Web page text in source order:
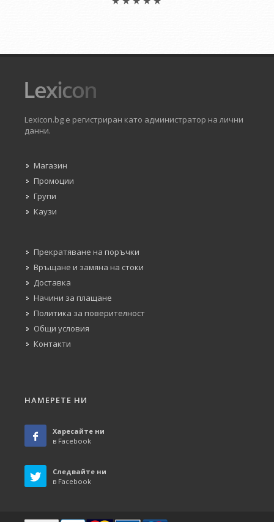
Lexicon.bg е регистриран като администратор на лични
данни.
Магазин
Промоции
Групи
Каузи
Прекратяване на поръчки
Връщане и замяна на стоки
Доставка
Начини за плащане
Политика за поверителност
Общи условия
Контакти
НАМЕРЕТЕ НИ
Харесайте ни
в Facebook
Следвайте ни
в Facebook